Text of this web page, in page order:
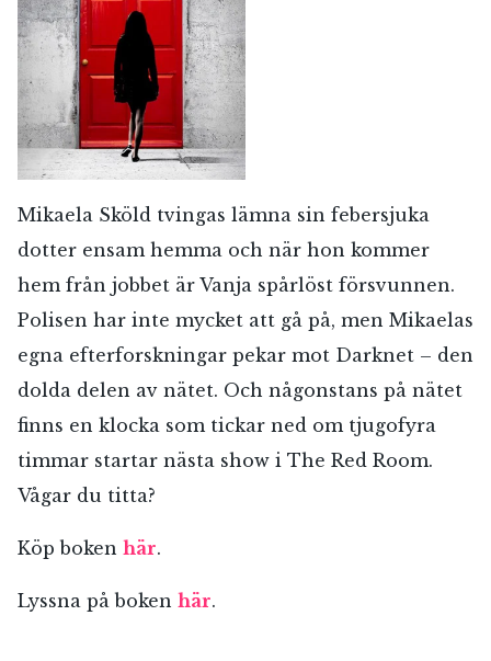
Mikaela Sköld tvingas lämna sin febersjuka
dotter ensam hemma och när hon kommer
hem från jobbet är Vanja spårlöst försvunnen.
Polisen har inte mycket att gå på, men Mikaelas
egna efterforskningar pekar mot Darknet – den
dolda delen av nätet. Och någonstans på nätet
finns en klocka som tickar ned om tjugofyra
timmar startar nästa show i The Red Room.
Vågar du titta?
Köp boken här.
Lyssna på boken här.